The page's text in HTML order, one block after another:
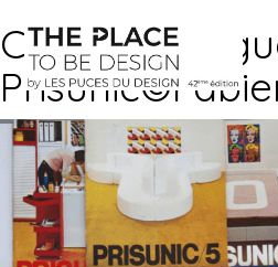
Couv-